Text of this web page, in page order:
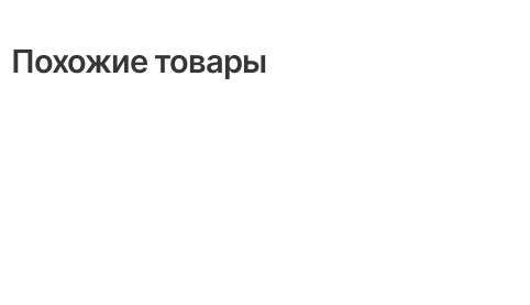
Похожие товары